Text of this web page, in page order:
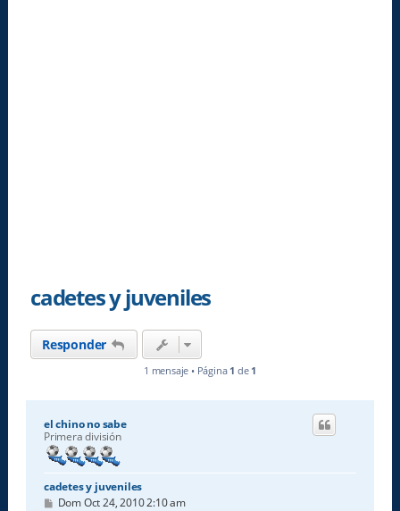
cadetes y juveniles
Responder
1 mensaje • Página 1 de 1
el chino no sabe
Primera división
cadetes y juveniles
M
Dom Oct 24, 2010 2:10 am